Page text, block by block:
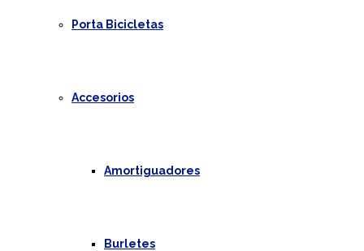
Porta Bicicletas
Accesorios
Amortiguadores
Burletes